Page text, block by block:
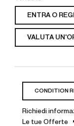
ENTRA O
VALUTA
CONDITION
Richiedi
Le tue Offerte